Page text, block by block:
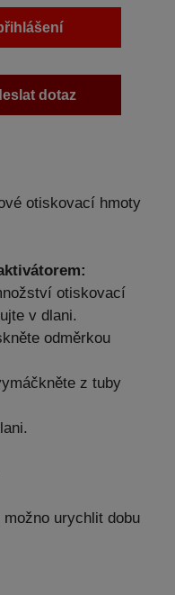
dotaz
otiskovací hmoty
otiskovací
v dlani.
odměrkou
z tuby
urychlit dobu